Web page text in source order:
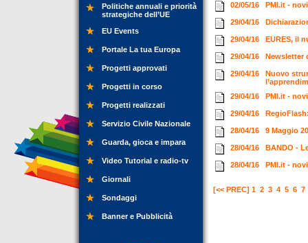
Politiche annuali e priorità
strategiche dell’UE
EU Events
Portale La tua Europa
Progetti approvati
Progetti in corso
Progetti realizzati
Servizio Civile Nazionale
Guarda, gioca e impara
Video Tutorial e radio-tv
Giornali
Sondaggi
Banner e Pubblicità
02/05/16 PMI.it -
29/04/16
29/04/16 EURES, il
29/04/16 Newsletter
29/04/16
Nuovo
29/04/16
PMI.it -
29/04/16
28/04/16 9 Maggio
28/04/16 BANDO -
28/04/16 PMI.it -
[<< PREC] 1 2 3 4 5 6 7